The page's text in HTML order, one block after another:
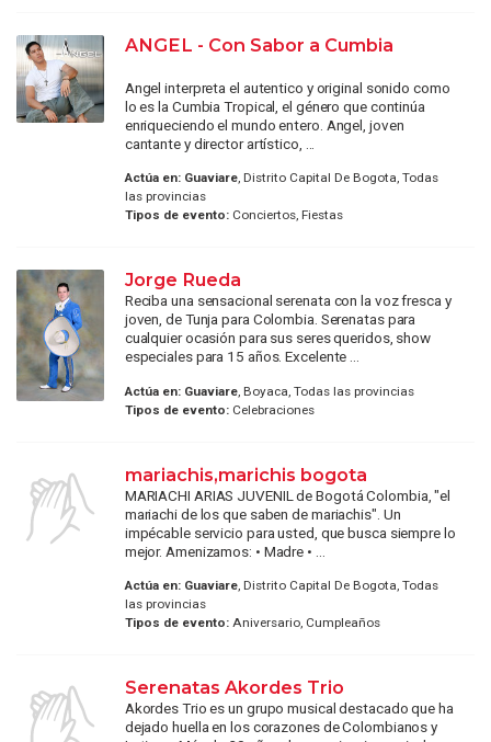
ANGEL - Con Sabor a Cumbia
Angel interpreta el autentico y original sonido como
lo es la Cumbia Tropical, el género que continúa
enriqueciendo el mundo entero. Angel, joven
cantante y director artístico, ...
Actúa en: Guaviare, Distrito Capital De Bogota, Todas
las provincias
Tipos de evento:Conciertos, Fiestas
Jorge Rueda
Reciba una sensacional serenata con la voz fresca y
joven, de Tunja para Colombia. Serenatas para
cualquier ocasión para sus seres queridos, show
especiales para 15 años. Excelente ...
Actúa en: Guaviare, Boyaca, Todas las provincias
Tipos de evento:Celebraciones
mariachis,marichis bogota
MARIACHI ARIAS JUVENIL de Bogotá Colombia, "el
mariachi de los que saben de mariachis". Un
impécable servicio para usted, que busca siempre lo
mejor. Amenizamos: • Madre • ...
Actúa en: Guaviare, Distrito Capital De Bogota, Todas
las provincias
Tipos de evento:Aniversario, Cumpleaños
Serenatas Akordes Trio
Akordes Trio es un grupo musical destacado que ha
dejado huella en los corazones de Colombianos y